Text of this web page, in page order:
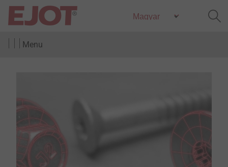
Menu